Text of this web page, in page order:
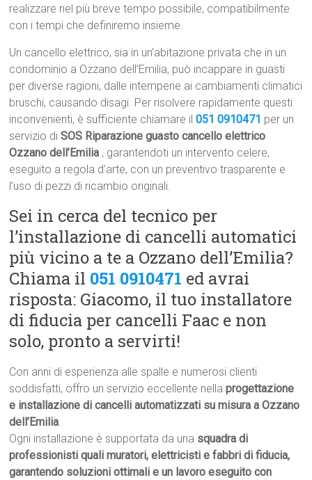
realizzare nel più breve tempo possibile, compatibilmente
con i tempi che definiremo insieme.
Un cancello elettrico, sia in un’abitazione privata che in un
condominio a Ozzano dell’Emilia, può incappare in guasti
per diverse ragioni, dalle intemperie ai cambiamenti climatici
bruschi, causando disagi. Per risolvere rapidamente questi
inconvenienti, è sufficiente chiamare il051 0910471 per un
servizio di SOS Riparazione guasto cancello elettrico
Ozzano dell’Emilia , garantendoti un intervento celere,
eseguito a regola d’arte, con un preventivo trasparente e
l’uso di pezzi di ricambio originali.
Sei in cerca del tecnico per
l’installazione di cancelli automatici
più vicino a te a Ozzano dell’Emilia?
Chiama il 051 0910471 ed avrai
risposta: Giacomo, il tuo installatore
di fiducia per cancelli Faac e non
solo, pronto a servirti!
Con anni di esperienza alle spalle e numerosi clienti
soddisfatti, offro un servizio eccellente nellaprogettazione
e installazione di cancelli automatizzati su misura a Ozzano
dell’Emilia.
Ogni installazione è supportata da una squadra di
professionisti quali muratori, elettricisti e fabbri di fiducia,
garantendo soluzioni ottimali e un lavoro eseguito con